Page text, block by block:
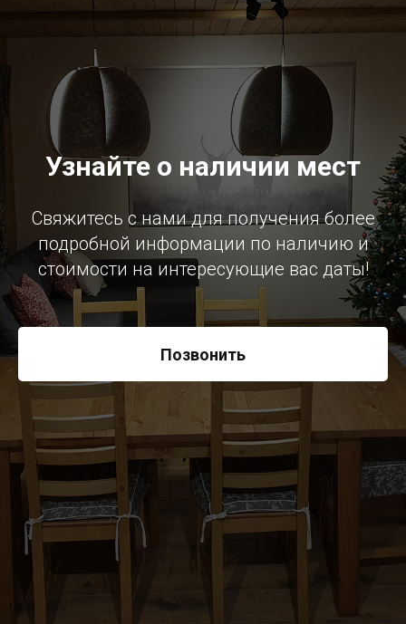
Узнайте о наличии мест
Свяжитесь с нами для получения более
подробной информации по наличию и
стоимости на интересующие вас даты!
Позвонить